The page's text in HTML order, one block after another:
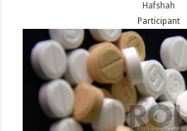
Hafshah
Participant